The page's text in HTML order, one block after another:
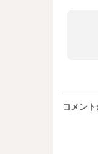
コメン